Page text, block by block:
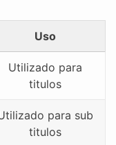
Uso
Utilizado para
titulos
para sub
titulos